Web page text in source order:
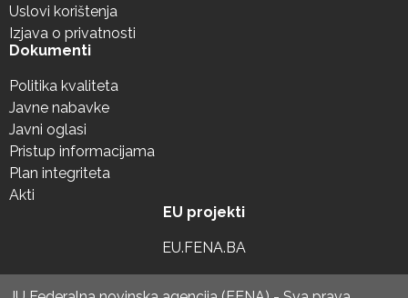
Uslovi korištenja
Izjava o privatnosti
Dokumenti
Politika kvaliteta
Javne nabavke
Javni oglasi
Pristup informacijama
Plan integriteta
Akti
EU projekti
EU.FENA.BA